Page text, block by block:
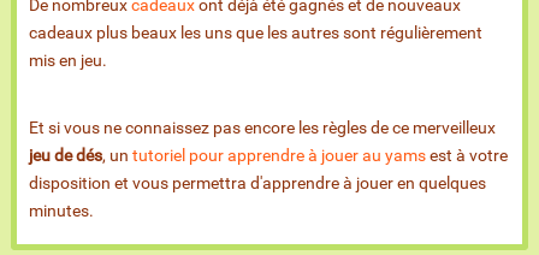
De nombreuxcadeauxont déjà été gagnés et de nouveaux
cadeaux plus beaux les uns que les autres sont régulièrement
mis en jeu.
Et si vous ne connaissez pas encore les règles de ce merveilleux
jeu de dés, un tutoriel pour apprendre à jouer au yamsest à votre
disposition et vous permettra d'apprendre à jouer en quelques
minutes.